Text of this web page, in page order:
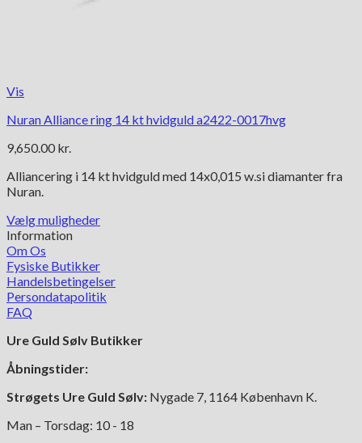
Vis
Nuran Alliance ring 14 kt hvidguld a2422-0017hvg
9,650.00 kr.
Alliancering i 14 kt hvidguld med 14x0,015 w.si diamanter fra
Nuran.
Vælg muligheder
Dette
vare
har
flere
varianter.
Mulighederne
vælges
varesiden
Information
Om Os
Fysiske Butikker
Handelsbetingelser
Persondatapolitik
FAQ
Ure Guld Sølv Butikker
Åbningstider:
Strøgets Ure Guld Sølv: Nygade 7, 1164 København K.
Man – Torsdag: 10 - 18